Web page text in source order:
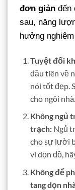
đơn giản đến
sau, năng
hưởng
Tuyệt đối
đầu tiên về
nói tốt đẹp.
cho ngôi nhà.
Không ngủ
trạch:Ngủ
cho sự lười
vì dọn đồ,
Không để
tang dọn